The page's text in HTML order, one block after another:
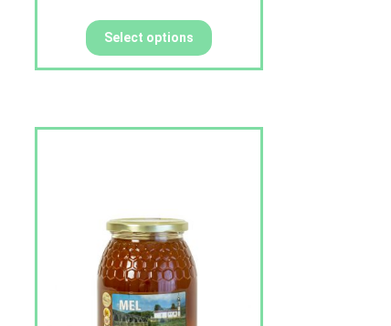
Select options